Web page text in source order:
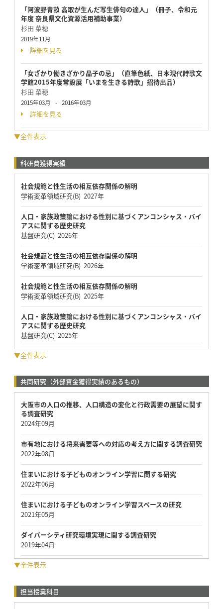
「阿波野青畝 高取が生んだ写生俳句の達人」（冊子、令和元
年度 奈良県文化資源活用補助事業）
杉田 菜穂
2019年11月
詳細を見る
「女ざかり働きざかり晶子の忌」（直筆色紙、日本現代詩歌文
学館2015年度常設展「いまを生きる詩歌」招待出品）
杉田 菜穂
2015年03月 - 2016年03月
詳細を見る
▼全件表示
科研費獲得実績
社会規範と性生活の相互依存関係の解明
学術変革領域研究(B) 2027年
人口・家族政策論における性別に基づくアンコンシャス・バイ
アスに関する歴史研究
基盤研究(C) 2026年
社会規範と性生活の相互依存関係の解明
学術変革領域研究(B) 2026年
社会規範と性生活の相互依存関係の解明
学術変革領域研究(B) 2025年
人口・家族政策論における性別に基づくアンコンシャス・バイ
アスに関する歴史研究
基盤研究(C) 2025年
▼全件表示
共同研究（外部資金獲得実績のあるもの）
大阪市の人口の推移、人口構造の変化と行政需要の展望に関す
る調査研究
2024年09月
市有地における将来需要等への対応の考え方に関する調査研究
2022年08月
住まいにおける子どものオンライン学習に関する研究
2022年06月
住まいにおける子どものオンライン学習スペースの研究
2021年05月
ダイバーシティ研究環境実現に関する調査研究
2019年04月
▼全件表示
担当授業科目